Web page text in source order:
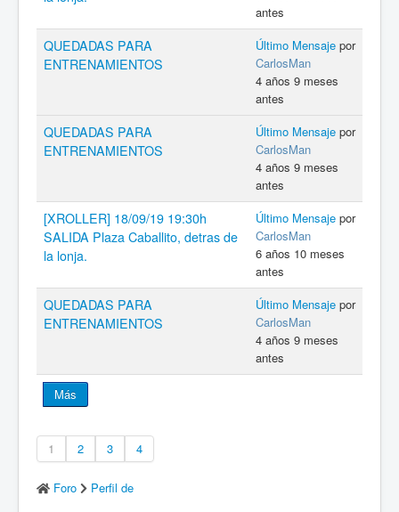
Más
antes
QUEDADAS PARA
ENTRENAMIENTOS
Último Mensaje por
CarlosMan
4 años 9 meses
antes
QUEDADAS PARA
ENTRENAMIENTOS
Último Mensaje por
CarlosMan
4 años 9 meses
antes
[XROLLER] 18/09/19 19:30h
SALIDA Plaza Caballito, detras de
la lonja.
Último Mensaje por
CarlosMan
6 años 10 meses
antes
QUEDADAS PARA
ENTRENAMIENTOS
Último Mensaje por
CarlosMan
4 años 9 meses
antes
1 2 3 4
Foro
Perfil de